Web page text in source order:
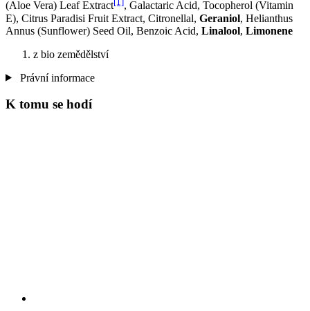
(Aloe Vera) Leaf Extract
, Galactaric Acid, Tocopherol (Vitamin
E), Citrus Paradisi Fruit Extract, Citronellal, Geraniol, Helianthus
Annus (Sunflower) Seed Oil, Benzoic Acid, Linalool, Limonene
z bio zemědělství
Právní informace
K tomu se hodí